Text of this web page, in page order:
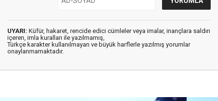
UYARI: Küfür, hakaret, rencide edici cümleler veya imalar, inançlara saldırı
içeren, imla kuralları ile yazılmamış,
Türkçe karakter kullanılmayan ve büyük harflerle yazılmış yorumlar
onaylanmamaktadır.